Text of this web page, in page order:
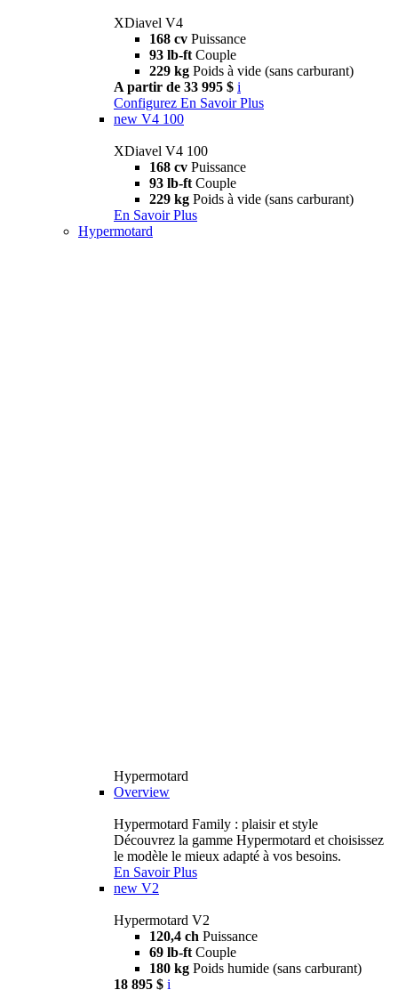
XDiavel V4
168 cv Puissance
93 lb-ft Couple
229 kg Poids à vide (sans carburant)
A partir de 33 995 $ i
Configurez En Savoir Plus
new V4 100
XDiavel V4 100
168 cv Puissance
93 lb-ft Couple
229 kg Poids à vide (sans carburant)
En Savoir Plus
Hypermotard
Hypermotard
Overview
Hypermotard Family : plaisir et style
Découvrez la gamme Hypermotard et choisissez
le modèle le mieux adapté à vos besoins.
En Savoir Plus
new V2
Hypermotard V2
120,4 ch Puissance
69 lb-ft Couple
180 kg Poids humide (sans carburant)
18 895 $ i